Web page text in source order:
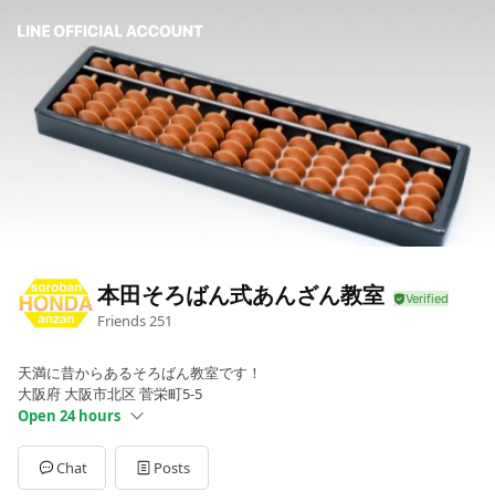
本田そろばん式あんざん教室
Friends251
天満に昔からあるそろばん教室です！
大阪府 大阪市北区 菅栄町5-5
Open 24 hours
Sun00:00 - 00:00
Mon00:00 - 00:00
Tue
00:00 - 00:00
Chat Posts